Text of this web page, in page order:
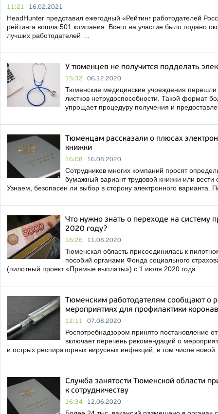
11:21 16.02.2021
HeadHunter представил ежегодный «Рейтинг работодателей
рейтинга вошла 501 компания. Всего на участие было подано
лучших работодателей …
У тюменцев не получится подделать
15:32 06.12.2020
Тюменские медицинские учреждения
листков нетрудоспособности. Такой формат
упрощает процедуру получения и
Тюменцам рассказали о плюсах
книжки
16:08 16.08.2020
Сотрудников многих компаний просят
бумажный вариант трудовой книжки или вести
Узнаем, безопасен ли выбор в сторону электронного варианта.
Что нужно знать о переходе на систему
2020 году?
16:26 11.08.2020
Тюменская область присоединилась к
пособий органами Фонда социального
(пилотный проект «Прямые выплаты») с 1 июля 2020 года. …
Тюменским работодателям сообщают о
мероприятиях для профилактики
12:11 07.08.2020
Роспотребнадзором принято постановление
включает перечень рекомендаций о
и острых респираторных вирусных инфекций, в том числе
Служба занятости Тюменской области
к сотрудничеству
16:34 12.06.2020